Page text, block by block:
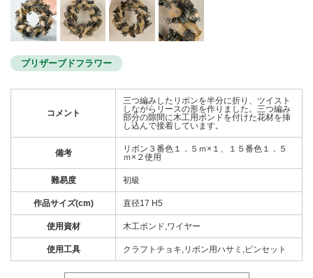
プリザーブドフラワー
コメント
三つ編みしたリボンを半分に折り、ツイスト
しながらリースの形を作りました。三つ編み
部分の隙間に木工用ボンドを付けた花材を挿
し込んで接着しています。
備考
リボン３番色１．５ｍ×１、１５番色１．５
ｍ×２使用
難易度 初級
作品サイズ(cm) 直径17 H5
使用資材 木工ボンド,ワイヤー
使用工具 クラフトチョキ,リボン用ハサミ,ピンセット